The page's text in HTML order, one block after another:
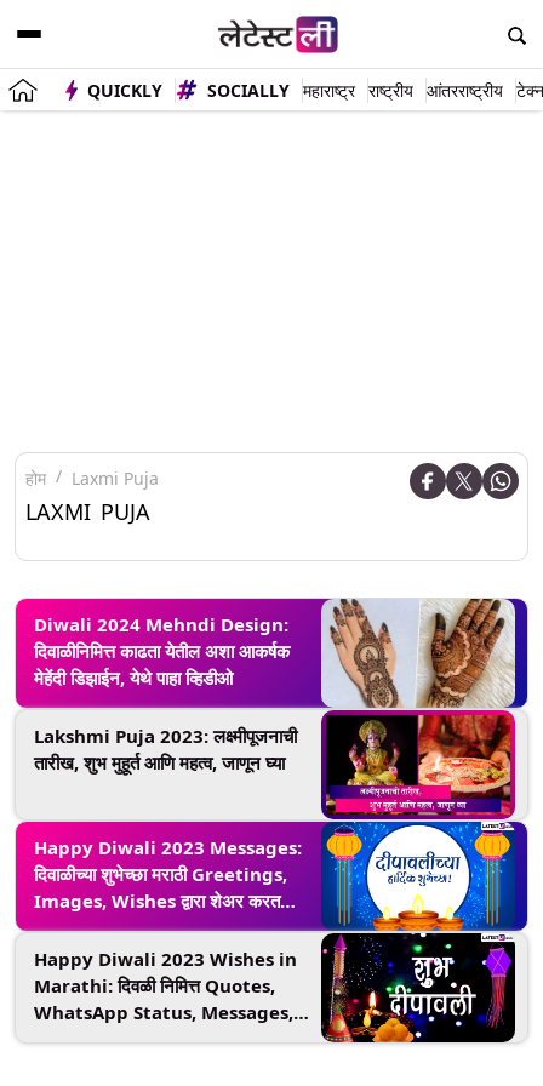
QUICKLY SOCIALLY महाराष्ट्र राष्ट्रीय आंतरराष्ट्रीय
होम Laxmi Puja
LAXMI PUJA
Diwali 2024 Mehndi Design:
दिवाळीनिमित्त काढता येतील अशा आकर्षक
मेहेंदी डिझाईन, येथे पाहा व्हिडीओ
Lakshmi Puja 2023: लक्ष्मीपूजनाची
तारीख, शुभ मुहूर्त आणि महत्व, जाणून घ्या
Happy Diwali 2023 Messages:
दिवाळीच्या शुभेच्छा मराठी Greetings,
Images, Wishes द्वारा शेअर करत
आनंद करा द्विगुणीत
Happy Diwali 2023 Wishes in
Marathi: दिवळी निमित्त Quotes,
WhatsApp Status, Messages,